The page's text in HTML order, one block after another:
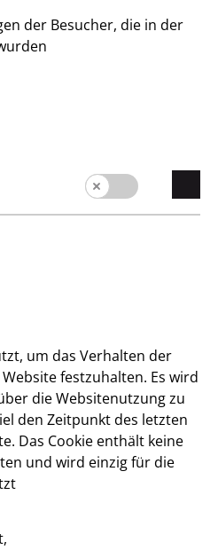
Ihrer TEDi
der Besucher, die in der
um das Verhalten der
festzuhalten. Es wird
die Websitenutzung zu
den Zeitpunkt des letzten
Das Cookie enthält keine
und wird einzig für die